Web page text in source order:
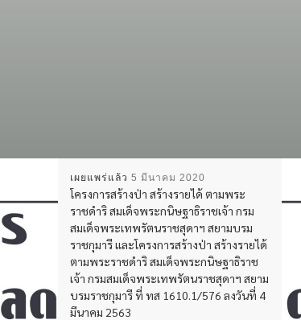
เผยแพร่แล้ว 5 มีนาคม 2020
โครงการสร้างป่า สร้างรายได้ ตามพระ
ราชดำริ สมเด็จพระกนิษฐาธิราชเจ้า กรม
สมเด็จพระเทพรัตนราชสุดาฯ สยามบรม
ราชกุมารี และโครงการสร้างป่า สร้างรายได้
ตามพระราชดำริ สมเด็จพระกนิษฐาธิราช
เจ้า กรมสมเด็จพระเทพรัตนราชสุดาฯ สยาม
บรมราชกุมารี ที่ ทส 1610.1/576 ลงวันที่ 4
มีนาคม 2563